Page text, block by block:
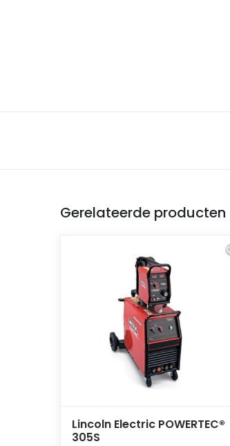
Gerelateerde producten
Lincoln Electric POWERTEC®
305S